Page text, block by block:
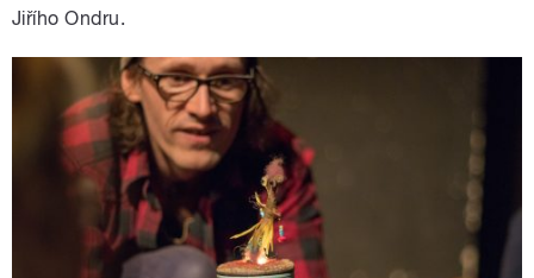
Jiřího Ondru.